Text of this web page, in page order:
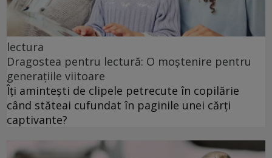
lectura
Dragostea pentru lectură: O moștenire pentru
generațiile viitoare
Îți amintești de clipele petrecute în copilărie
când stăteai cufundat în paginile unei cărți
captivante?